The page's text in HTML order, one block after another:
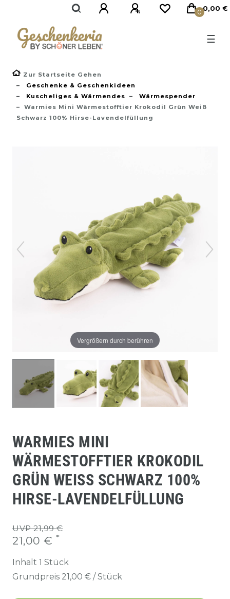
0 0,00 €
☰
Zur Startseite Gehen
Geschenke & Geschenkideen
Kuscheliges & Wärmendes
Wärmespender
Warmies Mini Wärmestofftier Krokodil Grün Weiß
Schwarz 100% Hirse-Lavendelfüllung
Vergrößern durch berühren
WARMIES MINI
WÄRMESTOFFTIER KROKODIL
GRÜN WEISS SCHWARZ 100% H
IRSE-LAVENDELFÜLLUNG
UVP 21,99 €
21,00 € *
Inhalt 1 Stück
Grundpreis 21,00 € / Stück